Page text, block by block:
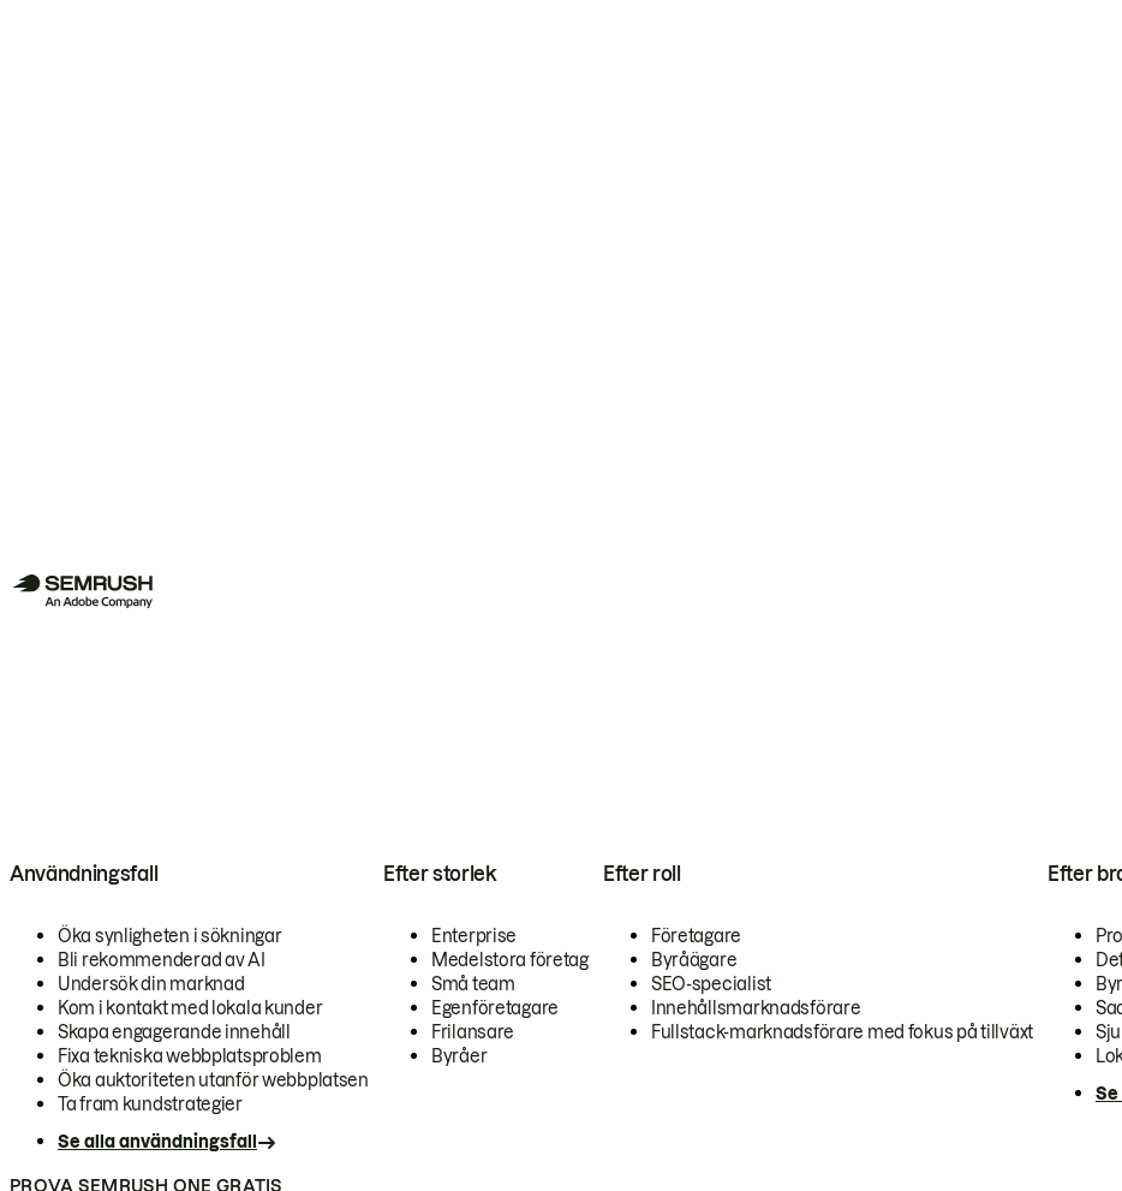
Användningsfall
Öka synligheten i sökningar
Bli rekommenderad av AI
Undersök din marknad
Kom i kontakt med lokala kunder
Skapa engagerande innehåll
Fixa tekniska webbplatsproblem
Öka auktoriteten utanför webbplatsen
Ta fram kundstrategier
Se alla användningsfall
Efter storlek
Enterprise
Medelstora företag
Små team
Egenföretagare
Frilansare
Byråer
Efter roll
Företagare
Byråägare
SEO-specialist
Innehållsmarknadsförare
Fullstack-marknadsförare med fokus på tillväxt
Efter
PROVA SEMRUSH ONE GRATIS